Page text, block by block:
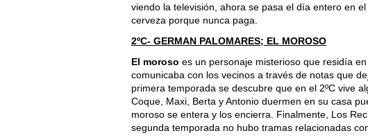
viendo la televisión, ahora se pasa el día entero en
cerveza porque nunca paga.
2ºC- GERMAN PALOMARES; EL MOROSO
El moroso es un personaje misterioso que residía
comunicaba con los vecinos a través de notas que
primera temporada se descubre que en el 2ºC vive
Coque, Maxi, Berta y Antonio duermen en su casa
moroso se entera y los encierra. Finalmente, Los
segunda temporada no hubo tramas relacionadas